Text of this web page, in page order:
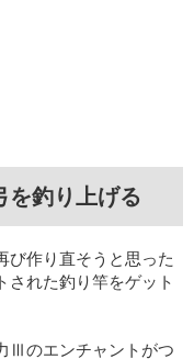
を釣り上げる
び作り直そうと思った
された釣り竿をゲット
Ⅲのエンチャントがつ